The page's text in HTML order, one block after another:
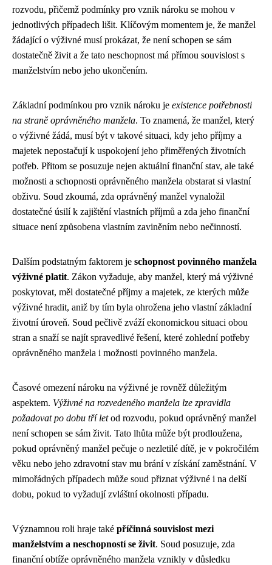
rozvodu, přičemž podmínky pro vznik nároku se mohou v
jednotlivých případech lišit. Klíčovým momentem je, že manžel
žádající o výživné musí prokázat, že není schopen se sám
dostatečně živit a že tato neschopnost má přímou souvislost s
manželstvím nebo jeho ukončením.
Základní podmínkou pro vznik nároku je existence potřebnosti
na straně oprávněného manžela. To znamená, že manžel, který
o výživné žádá, musí být v takové situaci, kdy jeho příjmy a
majetek nepostačují k uspokojení jeho přiměřených životních
potřeb. Přitom se posuzuje nejen aktuální finanční stav, ale také
možnosti a schopnosti oprávněného manžela obstarat si vlastní
obživu. Soud zkoumá, zda oprávněný manžel vynaložil
dostatečné úsilí k zajištění vlastních příjmů a zda jeho finanční
situace není způsobena vlastním zaviněním nebo nečinností.
Dalším podstatným faktorem je schopnost povinného manžela
výživné platit. Zákon vyžaduje, aby manžel, který má výživné
poskytovat, měl dostatečné příjmy a majetek, ze kterých může
výživné hradit, aniž by tím byla ohrožena jeho vlastní základní
životní úroveň. Soud pečlivě zváží ekonomickou situaci obou
stran a snaží se najít spravedlivé řešení, které zohlední potřeby
oprávněného manžela i možnosti povinného manžela.
Časové omezení nároku na výživné je rovněž důležitým
aspektem. Výživné na rozvedeného manžela lze zpravidla
požadovat po dobu tří letod rozvodu, pokud oprávněný manžel
není schopen se sám živit. Tato lhůta může být prodloužena,
pokud oprávněný manžel pečuje o nezletilé dítě, je v pokročilém
věku nebo jeho zdravotní stav mu brání v získání zaměstnání. V
mimořádných případech může soud přiznat výživné i na delší
dobu, pokud to vyžadují zvláštní okolnosti případu.
Významnou roli hraje také příčinná souvislost mezi
manželstvím a neschopností se živit. Soud posuzuje, zda
finanční obtíže oprávněného manžela vznikly v důsledku